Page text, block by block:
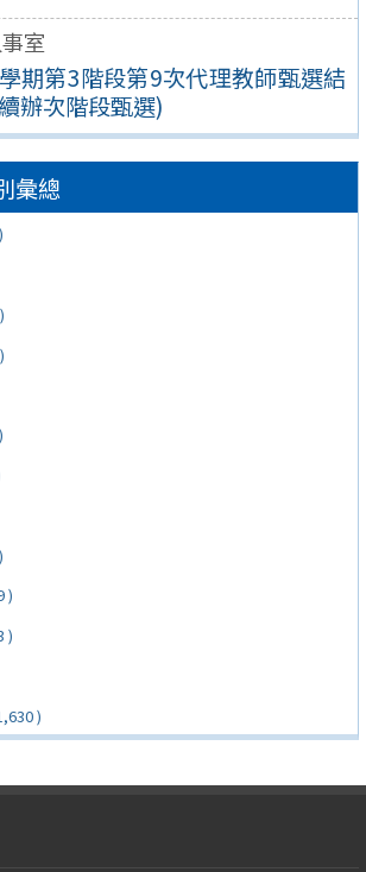
室
期第3階段第9次代理教師甄選結
辦次階段甄選)
彙總
)
)
)